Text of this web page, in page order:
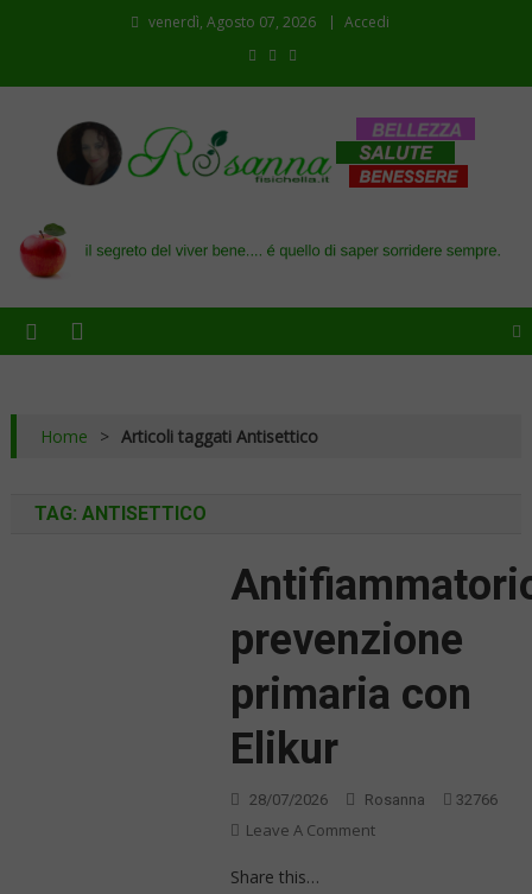
venerdì, Agosto 07, 2026 Accedi
Il blog di Rosanna
Home > Articoli taggati Antisettico
TAG: ANTISETTICO
prevenzione
primaria con
Elikur
28/07/2026 Rosanna 32766
Leave A CommentOn
Share this…